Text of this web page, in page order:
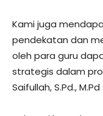
Kami juga
pendekatan dan
oleh para guru
strategis dalam
Saifullah, S.Pd.,